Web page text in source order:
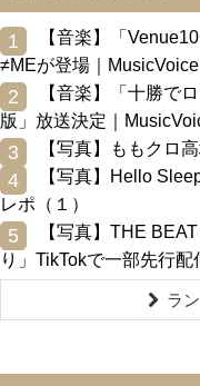
1
【音楽】「
≠MEが登場｜MusicVoice
2
【音楽】「十勝で
版」放送決定｜
3 【写真】ももクロ
4
【写真】Hello
レポ（１）
5
【写真】THE
り」TikTokで一部先行配
ラ